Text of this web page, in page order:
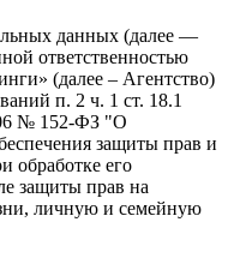
данных (далее —
ответственностью
(далее – Агентство)
п. 2 ч. 1 ст. 18.1
№ 152-ФЗ "О
защиты прав и
обработке его
защиты прав на
личную и семейную